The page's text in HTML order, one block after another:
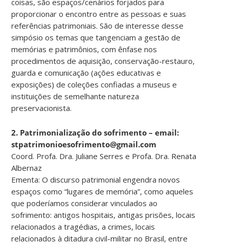
proporcionar o encontro entre as pessoas e suas
referências patrimoniais. São de interesse desse
simpósio os temas que tangenciam a gestão de
memórias e patrimônios, com ênfase nos
procedimentos de aquisição, conservação-restauro,
guarda e comunicação (ações educativas e
exposições) de coleções confiadas a museus e
instituições de semelhante natureza
preservacionista.
2. Patrimonialização do sofrimento – email:
stpatrimonioesofrimento@gmail.com
Coord. Profa. Dra. Juliane Serres e Profa. Dra. Renata
Albernaz
Ementa: O discurso patrimonial engendra novos
espaços como “lugares de memória”, como aqueles
que poderíamos considerar vinculados ao
sofrimento: antigos hospitais, antigas prisões, locais
relacionados a tragédias, a crimes, locais
relacionados à ditadura civil-militar no Brasil, entre